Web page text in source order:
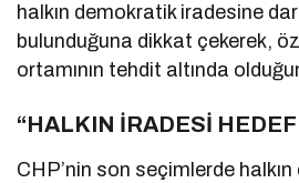
halkın demokratik iradesine
bulunduğuna dikkat çekerek,
ortamının tehdit altında
“HALKIN İRADESİ
CHP’nin son seçimlerde